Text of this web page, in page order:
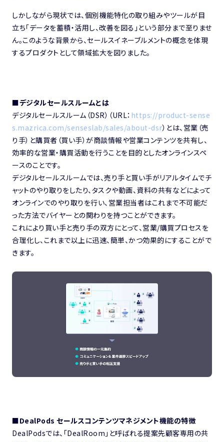
しかしながら現状では、個別機能特化の取り組みやツールが目
立ち「データを蓄積・活用し、改善を図る」という部分まで至りませ
ん。このような背景から、セールスイネーブルメントの概念を体現
するプロダクトとして領域拡大を図りました。
■デジタルセールスルームとは
デジタルセールスルーム（DSR）（URL： https://product-sense
s.mazrica.com/senseslab/sales/about-dsr）とは、営業（売
り手）と購買者（買い手）が商談情報や営業コンテンツを共有し、
効率的な営業・購買活動を行うことを目的としたオンラインスペ
ースのことです。
デジタルセールスルームでは、売り手と買い手がリアルタイムでチ
ャットのやり取りをしたり、タスクや動画、資料の共有などによって
オンラインでのやり取りを行い、営業担当者はこれまで不可能だ
った方法でバイヤーとの関わりを持つことができます。
これにより買い手と売り手の双方にとって、営業/購買プロセスを
合理化し、これまで以上に迅速、簡単、かつ効果的にすることがで
きます。
■DealPods セールスコンテンツマネジメント機能の特徴
DealPodsでは、「DealRoom」と呼ばれる提案先顧客専用の共